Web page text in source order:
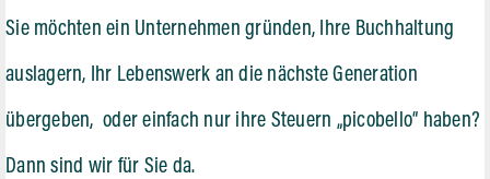
Sie möchten ein Unternehmen gründen, Ihre Buchhaltung
auslagern, Ihr Lebenswerk an die nächste Generation
übergeben, oder einfach nur ihre Steuern „picobello“ haben?
Dann sind wir für Sie da.